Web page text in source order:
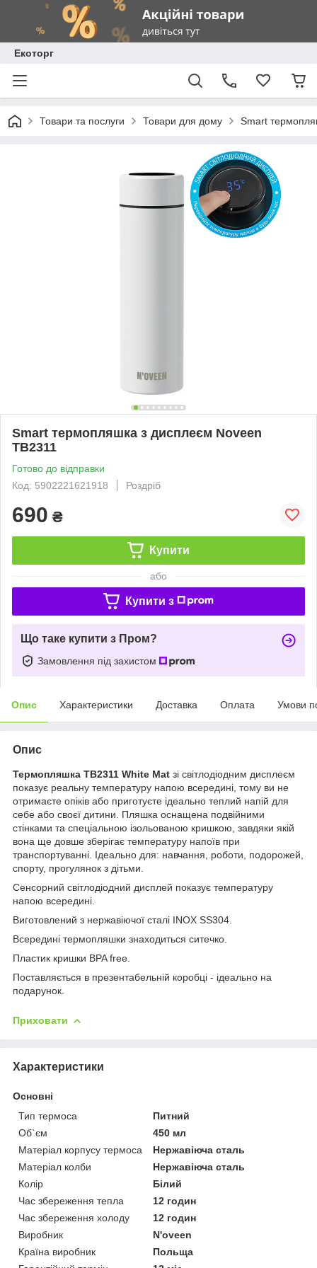
Екоторг
Товари та послуги Товари для дому Smart
Smart термопляшка з дисплеєм Noveen
TB2311
Готово до відправки
Код: 5902221621918
Роздріб
690 ₴
Купити
або
Купити з
Що таке купити з Пром?
Замовлення під захистом
Опис Характеристики Доставка Оплата Умови
Опис
Термопляшка TB2311 White Mat зі світлодіодним дисплеєм
показує реальну температуру напою всередині, тому ви не
отримаєте опіків або приготуєте ідеально теплий напій для
себе або своєї дитини. Пляшка оснащена подвійними
стінками та спеціальною ізольованою кришкою, завдяки якій
вона ще довше зберігає температуру напоїв при
транспортуванні. Ідеально для: навчання, роботи, подорожей,
спорту, прогулянок з дітьми.
Сенсорний світлодіодний дисплей показує температуру
напою всередині.
Виготовлений з нержавіючої сталі INOX SS304.
Всередині термопляшки знаходиться ситечко.
Пластик кришки BPA free.
Поставляється в презентабельній коробці - ідеально на
подарунок.
Приховати
Характеристики
Основні
Тип термоса
Питний
Об`єм
450 мл
Матеріал корпусу термоса
Нержавіюча сталь
Матеріал колби
Нержавіюча сталь
Колір
Білий
Час збереження тепла
12 годин
Час збереження холоду
12 годин
Виробник
N'oveen
Країна виробник
Польща